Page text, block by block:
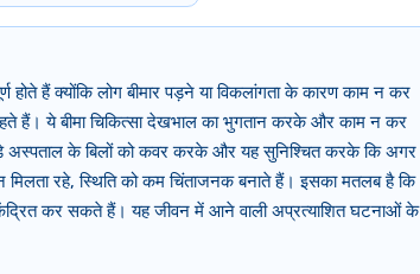
होते हैं क्योंकि लोग बीमार पड़ने या विकलांगता के कारण काम न कर
हैं। ये बीमा चिकित्सा देखभाल का भुगतान करके और काम न कर
अस्पताल के बिलों को कवर करके और यह सुनिश्चित करके कि अगर
मिलता रहे, स्थिति को कम चिंताजनक बनाते हैं। इसका मतलब है कि
केंद्रित कर सकते हैं। यह जीवन में आने वाली अप्रत्याशित घटनाओं के